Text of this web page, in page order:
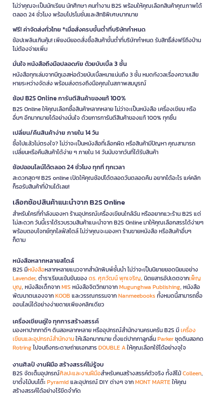
ไม่ว่าคุณจะเป็นนักเรียน นักศึกษา คนทำงาน B2S พร้อมให้คุณเลือกสินค้าคุณภาพได้
ตลอด 24 ชั่วโมง พร้อมโปรโมชั่นและสิทธิพิเศษมากมาย
ฟรี! ค่าจัดส่งทั่วไทย *เมื่อสั่งครบขั้นต่ำที่บริษัทกำหนด
ช้อปเพลินเกินคุ้ม! เพียงมียอดสั่งซื้อสินค้าขั้นต่ำที่บริษัทกำหนด รับสิทธิ์ส่งฟรีถึงบ้าน
ไม่ต้องจ่ายเพิ่ม
มั่นใจ หนังสือถึงมือปลอดภัย ด้วยบับเบิ้ล 3 ชั้น
หนังสือทุกเล่มจากบีทูเอสห่อด้วยบับเบิ้ลหนาแน่นถึง 3 ชั้น หมดกังวลเรื่องความเสีย
หายระหว่างจัดส่ง พร้อมส่งตรงถึงมือคุณในสภาพสมบูรณ์
ช้อป B2S Online การันตีสินค้าของแท้ 100%
B2S Online ให้คุณเลือกซื้อสินค้าหลากหลาย ไม่ว่าจะเป็นหนังสือ เครื่องเขียน หรือ
อื่นๆ อีกมากมายได้อย่างมั่นใจ ด้วยการการันตีสินค้าของแท้ 100% ทุกชิ้น
เปลี่ยน/คืนสินค้าง่าย ภายใน 14 วัน
ซื้อไปแล้วไม่ตรงใจ? ไม่ว่าจะเป็นหนังสือที่เลือกผิด หรือสินค้ามีปัญหา คุณสามารถ
เปลี่ยนหรือคืนสินค้าได้ง่าย ๆ ภายใน 14 วันนับจากวันที่ได้รับสินค้า
ช้อปออนไลน์ได้ตลอด 24 ชั่วโมง ทุกที่ ทุกเวลา
สะดวกสุดๆ! B2S online เปิดให้คุณช้อปได้ตลอดวันตลอดคืน อยากได้อะไร แค่คลิก
ก็รอรับสินค้าที่บ้านได้เลย!
เลือกช้อปสินค้าแนะนำจาก B2S Online
สำหรับใครที่กำลังมองหา ร้านอุปกรณ์เครื่องเขียนใกล้ฉัน หรืออยากแวะร้าน B2S แต่
ไม่สะดวก วันนี้เราได้รวบรวมสินค้าแนะนำจาก B2S Online มาให้คุณเลือกสรรได้ง่ายๆ
พร้อมตอบโจทย์ทุกไลฟ์สไตล์ ไม่ว่าคุณจะมองหา ร้านขายหนังสือ หรือสินค้าอื่นๆ
ก็ตาม
หนังสือหลากหลายสไตล์
B2S มีหนังสือหลากหลายแนวจากสำนักพิมพ์ชั้นนำ ไม่ว่าจะเป็นนิยายยอดนิยมอย่าง
Lavender, ตำราเรียนเข้มข้นของดร. ศุภวัฒน์ พุกเจริญ, นิตยสารอัปเดตจากเพ็ญ
บุญ, หนังสือเด็กจากMIS หนังสือจิตวิทยาจากMugunghwa Publishing, หนังสือ
พัฒนาตนเองจากKOOB และวรรณกรรมจากNanmeebooks ทั้งหมดนี้สามารถซื้อ
ออนไลน์ได้อย่างง่ายดายเพียงคลิกเดียว
เครื่องเขียนคู่ใจ ทุกการสร้างสรรค์
มองหาปากกาดีๆ ดินสอหลากหลาย หรืออุปกรณ์สำนักงานครบครัน B2S มีเครื่อง
เขียนและอุปกรณ์สำนักงานให้เลือกมากมาย ตั้งแต่ปากกาลูกลื่นParkerชุดดินสอกด
Rotringไปจนถึงกระดาษถ่ายเอกสารDOUBLE Aให้คุณเลือกใช้ได้อย่างจุใจ
งานศิลป์ งานฝีมือ สร้างสรรค์ไม่รู้จบ
B2S จัดเต็มอุปกรณ์ศิลปะและงานฝีมือสำหรับคนสร้างสรรค์ตัวจริง ทั้งสีไม้Colleen,
ขาตั้งไม้บนโต๊ะPyramidและอุปกรณ์ DIY ต่างๆ จากMONT MARTEให้คุณ
สร้างสรรค์ได้อย่างไร้ขีดจำกัด